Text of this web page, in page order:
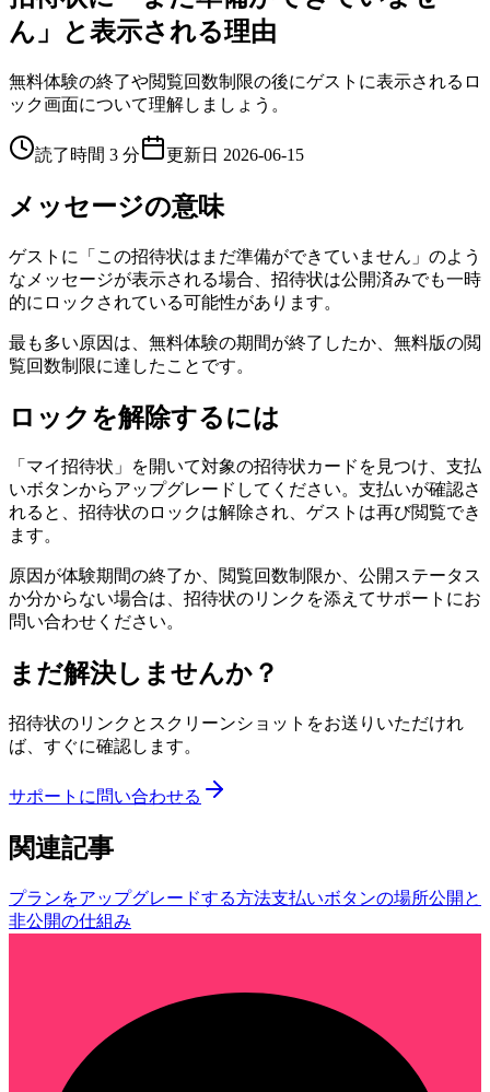
ん」と表示される理由
無料体験の終了や閲覧回数制限の後にゲストに表示されるロ
ック画面について理解しましょう。
読了時間 3 分 更新日 2026-06-15
メッセージの意味
ゲストに「この招待状はまだ準備ができていません」のよう
なメッセージが表示される場合、招待状は公開済みでも一時
的にロックされている可能性があります。
最も多い原因は、無料体験の期間が終了したか、無料版の閲
覧回数制限に達したことです。
ロックを解除するには
「マイ招待状」を開いて対象の招待状カードを見つけ、支払
いボタンからアップグレードしてください。支払いが確認さ
れると、招待状のロックは解除され、ゲストは再び閲覧でき
ます。
原因が体験期間の終了か、閲覧回数制限か、公開ステータス
か分からない場合は、招待状のリンクを添えてサポートにお
問い合わせください。
まだ解決しませんか？
招待状のリンクとスクリーンショットをお送りいただけれ
ば、すぐに確認します。
サポートに問い合わせる
関連記事
プランをアップグレードする方法支払いボタンの場所公開と
非公開の仕組み